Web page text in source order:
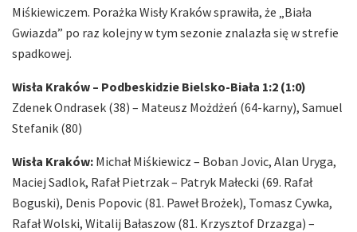
Miśkiewiczem. Porażka Wisły Kraków sprawiła, że „Biała
Gwiazda” po raz kolejny w tym sezonie znalazła się w strefie
spadkowej.
Wisła Kraków – Podbeskidzie Bielsko-Biała 1:2 (1:0)
Zdenek Ondrasek (38) – Mateusz Możdżeń (64-karny), Samuel
Stefanik (80)
Wisła Kraków: Michał Miśkiewicz – Boban Jovic, Alan Uryga,
Maciej Sadlok, Rafał Pietrzak – Patryk Małecki (69. Rafał
Boguski), Denis Popovic (81. Paweł Brożek), Tomasz Cywka,
Rafał Wolski, Witalij Bałaszow (81. Krzysztof Drzazga) –